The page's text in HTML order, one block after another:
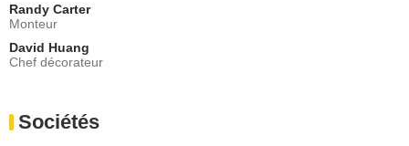
Randy Carter
Monteur
David Huang
Chef décorateur
Sociétés